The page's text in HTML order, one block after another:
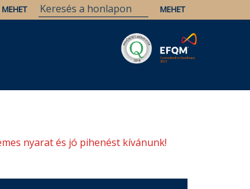
nyarat és jó pihenést kívánunk!